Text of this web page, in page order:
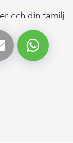
och din familj